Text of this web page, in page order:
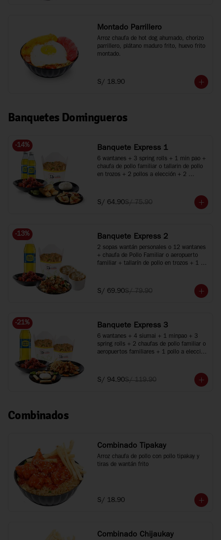
Montado Parrillero
Arroz chaufa de hot dog ahumado, chorizo
parrillero, plátano maduro frito, huevo frito
montado.
S/ 18.90
Banquetes Domingueros
-14% Banquete Express 1
6 wantanes + 3 spring rolls + 1 min pao +
chaufa de pollo familiar o tallarin de pollo
en trozos + 2 pollos a elección + 2
S/ 64.90S/ 75.90
-13% Banquete Express 2
2 sopas wantán personales o 12 wantanes
+ chaufa de Pollo Familiar o aeropuerto
familiar + tallarín de pollo en trozos + 1
S/ 69.90S/ 79.90
-21% Banquete Express 3
6 wantanes + 4 siumai + 1 minpao + 3
spring rolls + 2 chaufas de pollo familiar o
aeropuertos familiares + 1 pollo a elección
S/ 94.90S/ 119.90
Combinados
Combinado Tipakay
Arroz chaufa de pollo con pollo tipakay y
tiras de wantán frito
S/ 18.90
Combinado Chijaukay